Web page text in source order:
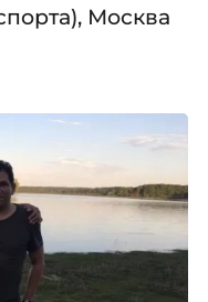
Москва